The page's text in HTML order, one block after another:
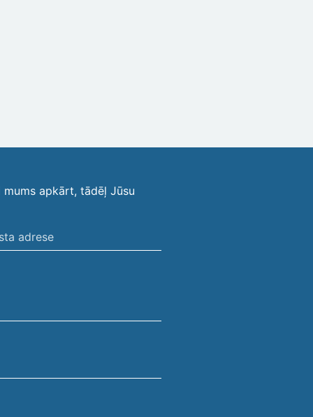
apkārt, tādēļ Jūsu